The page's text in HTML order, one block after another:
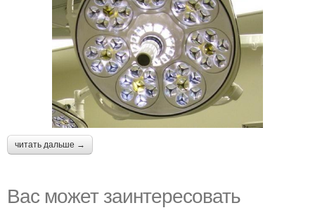
читать дальше →
Вас может заинтересовать